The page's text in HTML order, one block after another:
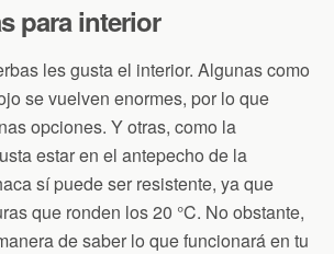
para interior
les gusta el interior. Algunas como
se vuelven enormes, por lo que
opciones. Y otras, como la
estar en el antepecho de la
sí puede ser resistente, ya que
que ronden los 20 °C. No obstante,
de saber lo que funcionará en tu